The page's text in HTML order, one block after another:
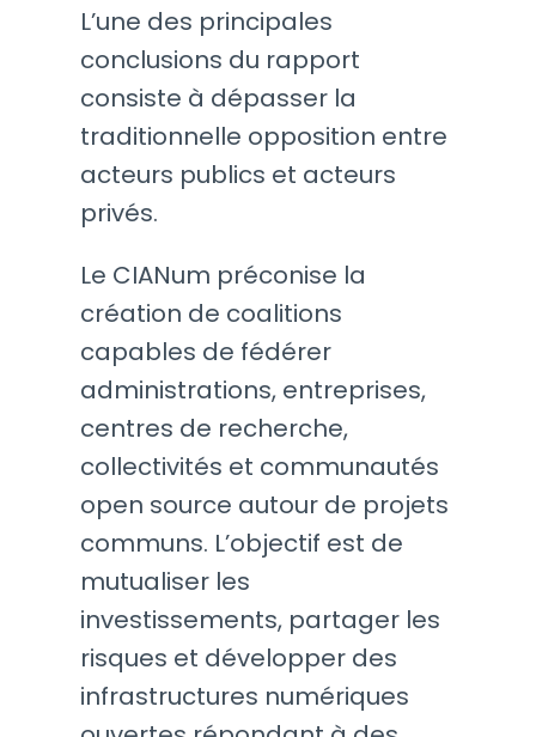
L’une des principales
conclusions du rapport
consiste à dépasser la
traditionnelle opposition entre
acteurs publics et acteurs
privés.
Le CIANum préconise la
création de coalitions
capables de fédérer
administrations, entreprises,
centres de recherche,
collectivités et communautés
open source autour de projets
communs. L’objectif est de
mutualiser les
investissements, partager les
risques et développer des
infrastructures numériques